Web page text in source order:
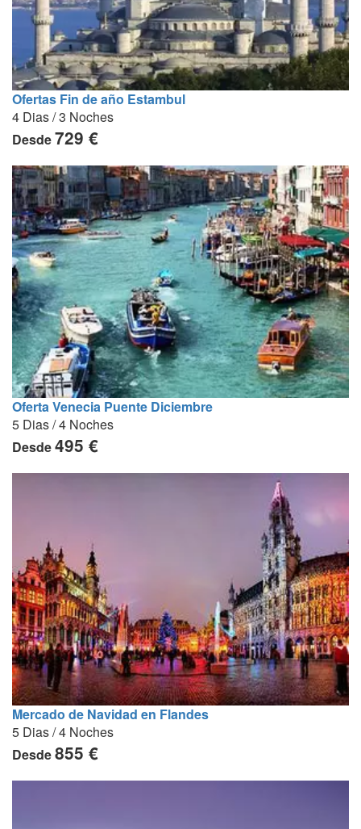
Ofertas Fin de año Estambul
4 Dias / 3 Noches
Desde729 €
Oferta Venecia Puente Diciembre
5 Dias / 4 Noches
Desde495 €
Mercado de Navidad en Flandes
5 Dias / 4 Noches
Desde855 €